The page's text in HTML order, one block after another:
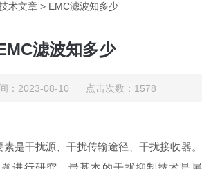
术文章 > EMC滤波知多少
滤波知多少
：2023-08-10 点击次数：1578
是干扰源、干扰传输途径、干扰接收器。